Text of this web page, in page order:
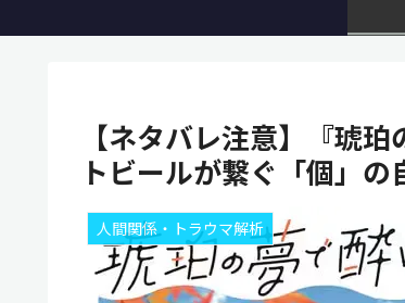
【ネタバレ注意】『琥
トビールが繋ぐ「個」
人間関係・トラウマ解析